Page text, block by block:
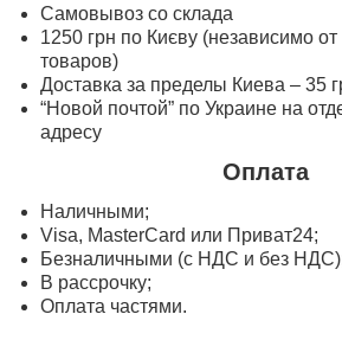
Самовывоз со склада
1250 грн по Києву (независимо от
товаров)
Доставка за пределы Киева – 35
“Новой почтой” по Украине на
адресу
Оплата
Наличными;
Visa, MasterСard или Приват24;
Безналичными (с НДС и без
В рассрочку;
Оплата частями.